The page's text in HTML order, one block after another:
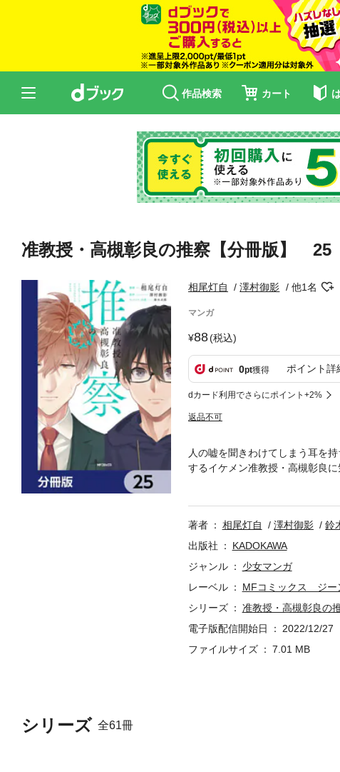
作品検索 カート
准教授・高槻彰良の推察【分冊版】 25
相尾灯自 澤村御影 他1名
マンガ
88(税込)
0pt獲得 ポイント詳
dカード利用でさらにポイント+2%
返品不可
シリーズ 全61冊
人の嘘を聞きわけてしまう耳を
するイケメン准教授・高槻彰良
ることに――？「怪異は、現象
著者 相尾灯自 澤村御影
鈴
出版社
KADOKAWA
ジャンル
少女マンガ
レーベル
MFコミックス ジー
シリーズ
准教授・高槻彰良の
電子版配信開始日
2022/12/27
ファイルサイズ
7.01 MB